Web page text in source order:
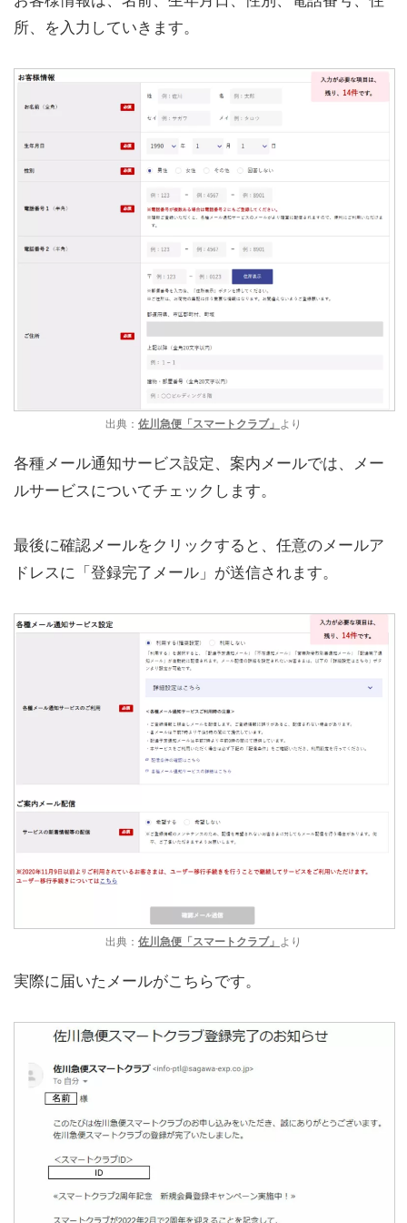
所、を入力していきます。
出典： 佐川急便「スマートクラブ」 より
各種メール通知サービス設定、案内メールでは、メー
ルサービスについてチェックします。
最後に確認メールをクリックすると、任意のメールア
ドレスに「登録完了メール」が送信されます。
出典： 佐川急便「スマートクラブ」 より
実際に届いたメールがこちらです。